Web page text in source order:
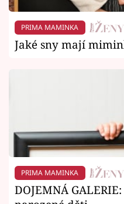
PRIMA MAMINKA
Jaké sny mají
PRIMA MAMINKA
DOJEMNÁ